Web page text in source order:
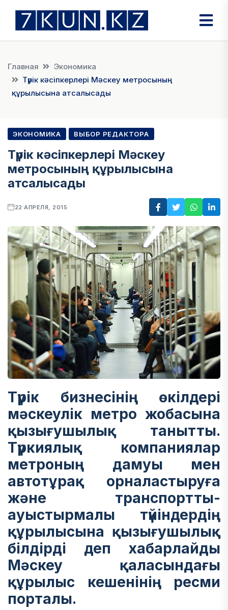
Главная
Экономика
Түрік кәсіпкерлері Мәскеу метросының
құрылысына атсалысады
ЭКОНОМИКА ВЫБОР РЕДАКТОРА
Түрік кәсіпкерлері Мәскеу
метросының құрылысына
атсалысады
22 АПРЕЛЯ, 2015
Түрік бизнесінің өкілдері
мәскеулік метро жобасына
қызығушылық танытты.
Түркиялық компаниялар
метроның дамуы мен
автотұрақ орналастыруға
және транспортты-
ауыстырмалы түйіндердің
құрылысына қызығушылық
білдірді деп хабарлайды
Мәскеу қаласындағы
құрылыс кешенінің ресми
порталы.